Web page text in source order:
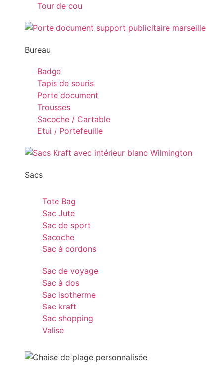
Tour de cou
Bureau
Badge
Tapis de souris
Porte document
Trousses
Sacoche / Cartable
Etui / Portefeuille
Sacs
Tote Bag
Sac Jute
Sac de sport
Sacoche
Sac à cordons
Sac de voyage
Sac à dos
Sac isotherme
Sac kraft
Sac shopping
Valise